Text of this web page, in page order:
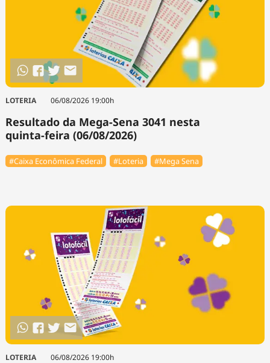
LOTERIA 06/08/2026 19:00h
Resultado da Mega-Sena 3041 nesta
quinta-feira (06/08/2026)
#Caixa Econômica Federal #Loteria #Mega Sena
LOTERIA 06/08/2026 19:00h